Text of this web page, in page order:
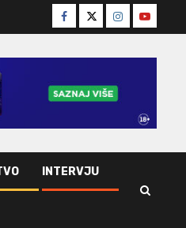
Facebook
TwitterInstagram
Youtube
INTERVJU